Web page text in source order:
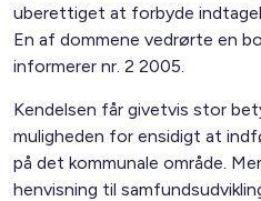
uberettiget at forbyde
En af dommene vedrørte en
informerer nr. 2 2005.
Kendelsen får givetvis stor
muligheden for ensidigt at
på det kommunale område.
henvisning til